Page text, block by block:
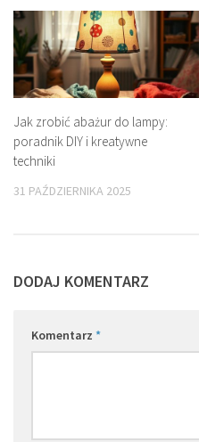
Jak zrobić abażur do lampy:
poradnik DIY i kreatywne
techniki
31 PAŹDZIERNIKA 2025
DODAJ KOMENTARZ
Komentarz *